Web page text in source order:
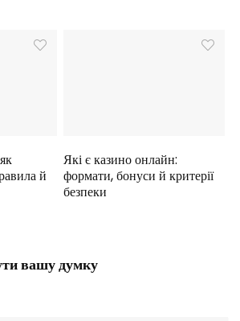
й
Які є казино онлайн:
формати, бонуси й критерії
безпеки
вашу думку